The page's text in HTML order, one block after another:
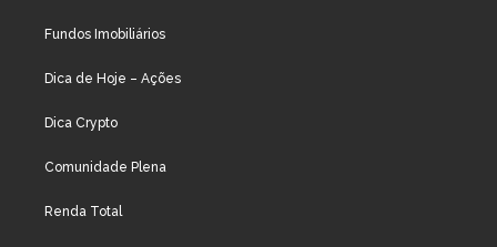
Fundos Imobiliários
Dica de Hoje – Ações
Dica Crypto
Comunidade Plena
Renda Total